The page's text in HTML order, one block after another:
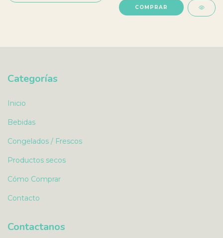
Categorías
Inicio
Bebidas
Congelados / Frescos
Productos secos
Cómo Comprar
Contacto
Contactanos